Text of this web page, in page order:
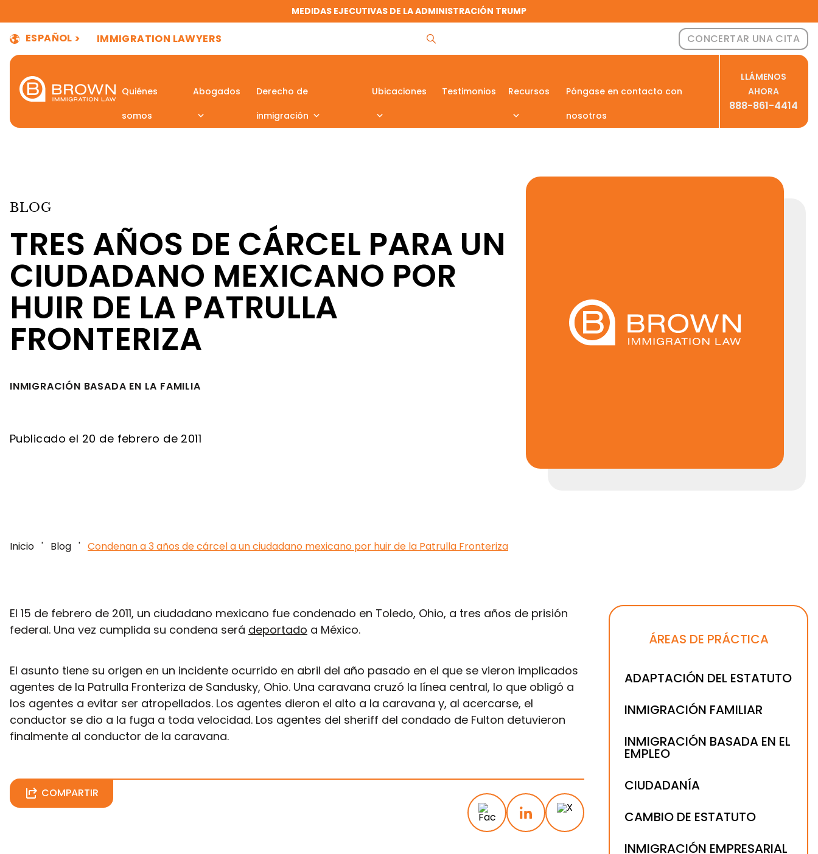
MEDIDAS EJECUTIVAS DE LA ADMINISTRACIÓN TRUMP
ESPAÑOL IMMIGRATION LAWYERS CONCERTAR UNA CITA
Quiénes
somos
Abogados
Derecho de
inmigración
Ubicaciones Testimonios Recursos
Póngase en contacto con
nosotros
LLÁMENOS
AHORA
888-861-4414
BLOG
TRES AÑOS DE CÁRCEL PARA UN
CIUDADANO MEXICANO POR
HUIR DE LA PATRULLA
FRONTERIZA
INMIGRACIÓN BASADA EN LA FAMILIA
Publicado el 20 de febrero de 2011
Inicio ' Blog ' Condenan a 3 años de cárcel a un ciudadano mexicano por huir de la Patrulla Fronteriza
El 15 de febrero de 2011, un ciudadano mexicano fue condenado en Toledo, Ohio, a tres años de prisión
federal. Una vez cumplida su condena será deportado a México.
El asunto tiene su origen en un incidente ocurrido en abril del año pasado en el que se vieron implicados
agentes de la Patrulla Fronteriza de Sandusky, Ohio. Una caravana cruzó la línea central, lo que obligó a
los agentes a evitar ser atropellados. Los agentes dieron el alto a la caravana y, al acercarse, el
conductor se dio a la fuga a toda velocidad. Los agentes del sheriff del condado de Fulton detuvieron
finalmente al conductor de la caravana.
COMPARTIR
ÁREAS DE PRÁCTICA
ADAPTACIÓN DEL ESTATUTO
INMIGRACIÓN FAMILIAR
INMIGRACIÓN BASADA EN EL
EMPLEO
CIUDADANÍA
CAMBIO DE ESTATUTO
INMIGRACIÓN EMPRESARIAL